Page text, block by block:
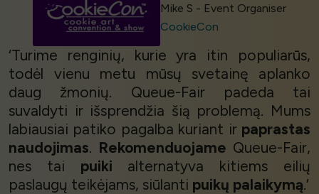
Mike S - Event Organiser
CookieCon
‘Turime renginių, kurie yra itin populiarūs,
todėl vienu metu mūsų svetainę aplanko
daug žmonių. Queue-Fair padeda tai
suvaldyti ir išsprendžia šią problemą. Mums
labiausiai patiko pagalba kuriant ir paprastas
naudojimas. Rekomenduojame Queue-Fair,
nes tai puiki alternatyva kitiems eilių
paslaugų teikėjams, siūlanti puikų palaikymą.’